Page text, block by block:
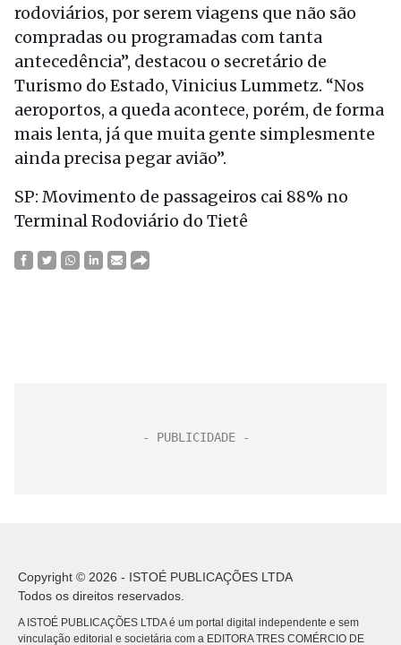
rodoviários, por serem viagens que não são
compradas ou programadas com tanta
antecedência”, destacou o secretário de
Turismo do Estado, Vinicius Lummetz. “Nos
aeroportos, a queda acontece, porém, de forma
mais lenta, já que muita gente simplesmente
ainda precisa pegar avião”.
SP: Movimento de passageiros cai 88% no
Terminal Rodoviário do Tietê
Copyright © 2026 - ISTOÉ PUBLICAÇÕES LTDA
Todos os direitos reservados.
A ISTOÉ PUBLICAÇÕES LTDA é um portal digital independente e sem
vinculação editorial e societária com a EDITORA TRES COMÉRCIO DE